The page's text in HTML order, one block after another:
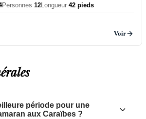
Personnes 12Longueur 42 pieds
Voir
période pour une
aux Caraïbes ?